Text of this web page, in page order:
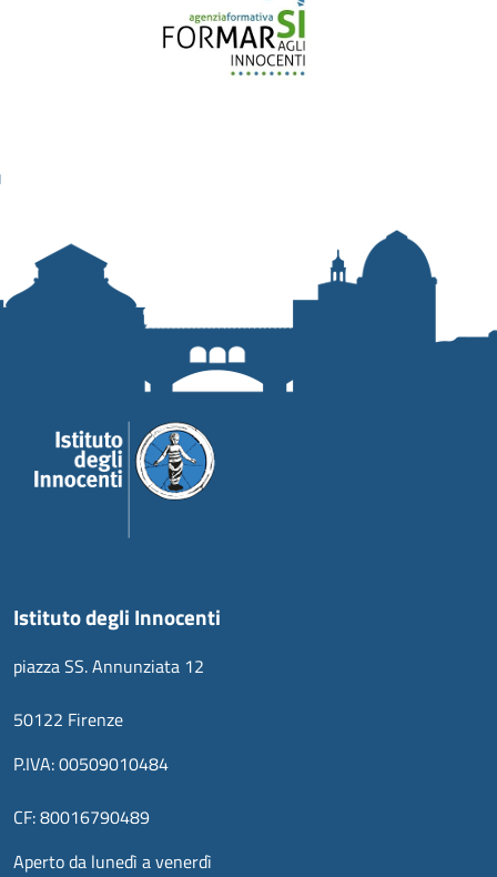
Istituto degli Innocenti
piazza SS. Annunziata 12
50122 Firenze
P.IVA: 00509010484
CF: 80016790489
Aperto da lunedì a venerdì